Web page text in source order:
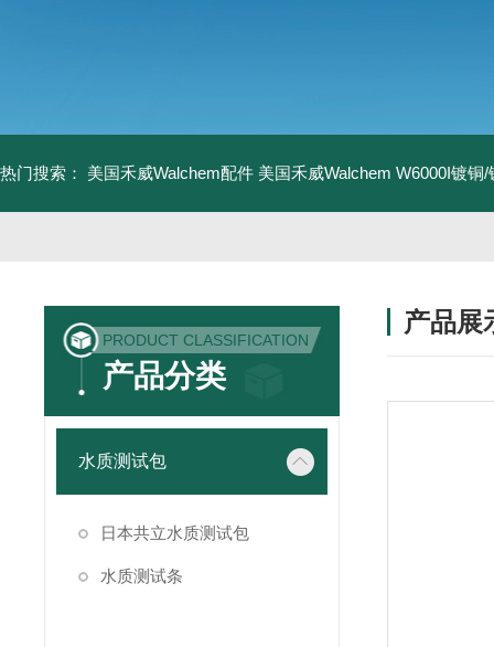
热门搜索： 美国禾威Walchem配件 美国禾威Walchem W6000I镀铜
PRODUCT CLASSIFICATION
产品分类
水质测试包
日本共立水质测试包
水质测试条
产品展